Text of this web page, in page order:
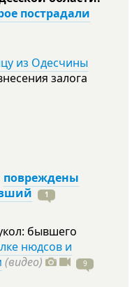
пострадали
из Одесчины
залога
повреждены
1
бывшего
нюдсов и
(видео) 9